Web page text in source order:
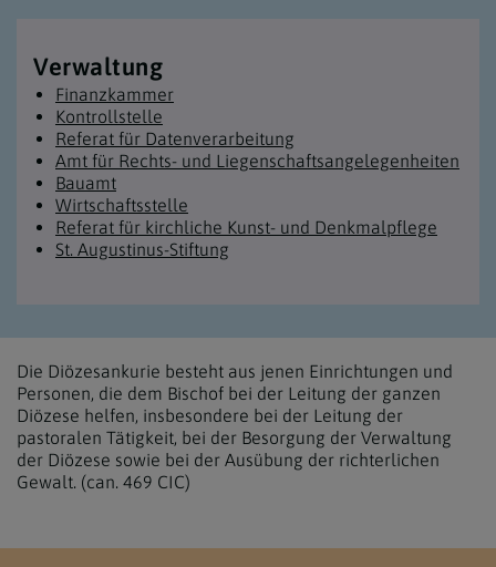
Verwaltung
Finanzkammer
Kontrollstelle
Referat für Datenverarbeitung
Amt für Rechts- und Liegenschafts­angelegenheiten
Bauamt
Wirtschaftsstelle
Referat für kirchliche Kunst- und Denkmalpflege
St. Augustinus-Stiftung
Die Diözesankurie besteht aus jenen Einrichtungen und
Personen, die dem Bischof bei der Leitung der ganzen
Diözese helfen, insbesondere bei der Leitung der
pastoralen Tätigkeit, bei der Besorgung der Verwaltung
der Diözese sowie bei der Ausübung der richterlichen
Gewalt. (can. 469 CIC)